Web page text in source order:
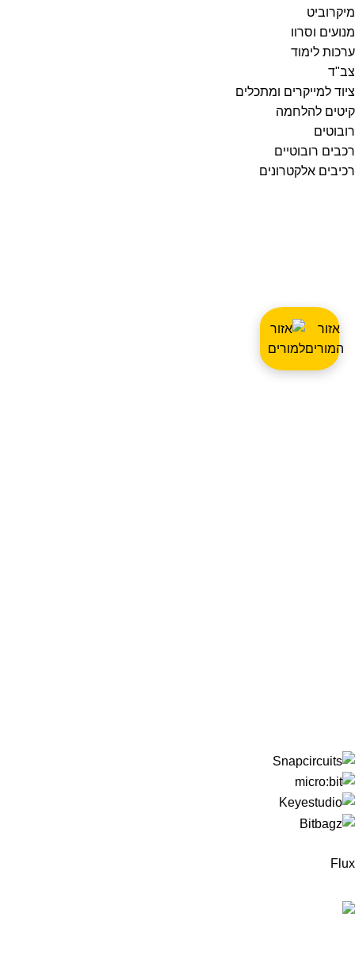
אזור
המורים
מיקרוביט
מנועים וסרוו
ערכות לימוד
צב"ד
ציוד למייקרים ומתכלים
קיטים להלחמה
רובוטים
רכבים רובוטיים
רכיבים אלקטרונים
Flux